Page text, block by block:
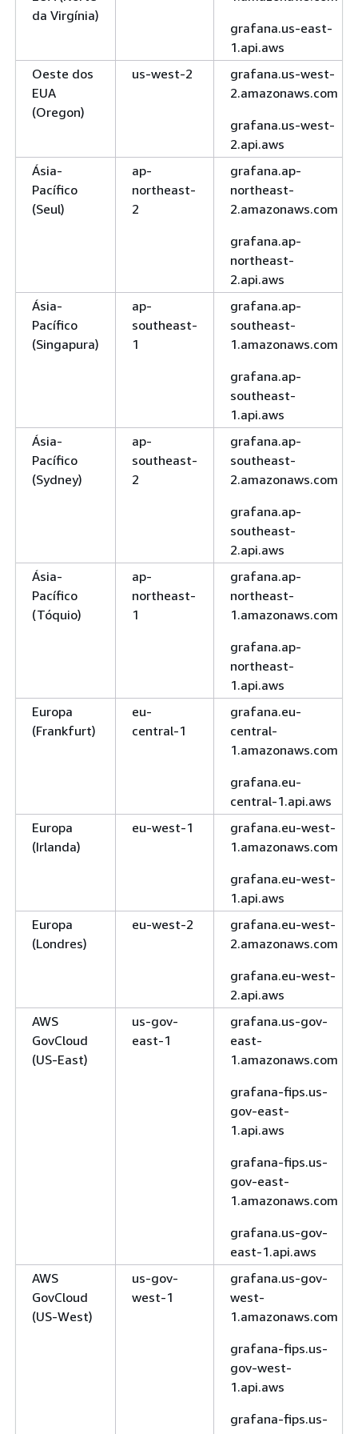
da Virgínia)
grafana.us-east-
1.api.aws
Oeste dos
EUA
(Oregon)
us-west-2
grafana.us-west-
2.amazonaws.com
grafana.us-west-
2.api.aws
Ásia-
Pacífico
(Seul)
ap-
northeast-
2
grafana.ap-
northeast-
2.amazonaws.com
grafana.ap-
northeast-
2.api.aws
Ásia-
Pacífico
(Singapura)
ap-
southeast-
1
grafana.ap-
southeast-
1.amazonaws.com
grafana.ap-
southeast-
1.api.aws
Ásia-
Pacífico
(Sydney)
ap-
southeast-
2
grafana.ap-
southeast-
2.amazonaws.com
grafana.ap-
southeast-
2.api.aws
Ásia-
Pacífico
(Tóquio)
ap-
northeast-
1
grafana.ap-
northeast-
1.amazonaws.com
grafana.ap-
northeast-
1.api.aws
Europa
(Frankfurt)
eu-
central-1
grafana.eu-
central-
1.amazonaws.com
grafana.eu-
central-1.api.aws
Europa
(Irlanda)
eu-west-1
grafana.eu-west-
1.amazonaws.com
grafana.eu-west-
1.api.aws
Europa
(Londres)
eu-west-2
grafana.eu-west-
2.amazonaws.com
grafana.eu-west-
2.api.aws
AWS
GovCloud
(US-East)
us-gov-
east-1
grafana.us-gov-
east-
1.amazonaws.com
grafana-fips.us-
gov-east-
1.api.aws
grafana-fips.us-
gov-east-
1.amazonaws.com
grafana.us-gov-
east-1.api.aws
AWS
GovCloud
(US-West)
us-gov-
west-1
grafana.us-gov-
west-
1.amazonaws.com
grafana-fips.us-
gov-west-
1.api.aws
grafana-fips.us-